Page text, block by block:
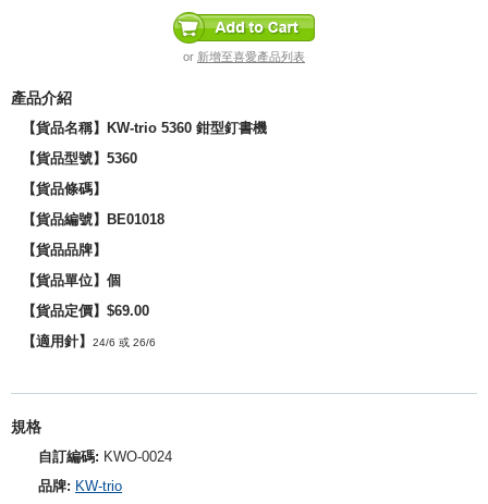
or 新增至喜愛產品列表
產品介紹
【貨品名稱】KW-trio 5360 鉗型釘書機
【貨品型號】5360
【貨品條碼】
【貨品編號】BE01018
【貨品品牌】
【貨品單位】個
【貨品定價】$69.00
【適用針】
24/6 或 26/6
規格
自訂編碼: KWO-0024
品牌: KW-trio